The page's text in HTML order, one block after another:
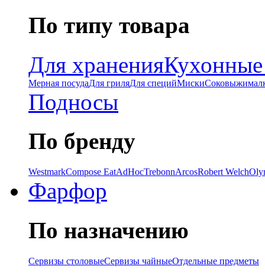
По типу товара
Для хранения
Мерная посудаДля гриляДля специйМиски
Подносы
По бренду
WestmarkCompose EatAdHocTrebonnArcosRobert Welch
Фарфор
По назначению
Сервизы столовыеСервизы чайныеОтдельные предметы